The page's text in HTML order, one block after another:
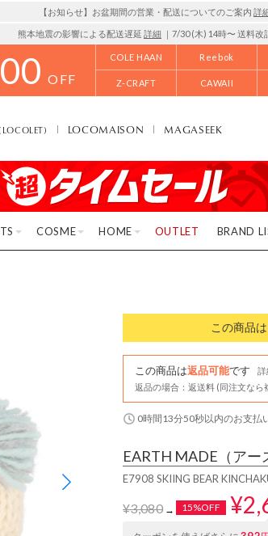
【お知らせ】お盆期間の営業・配送についてのご案内 詳
熊本地震の影響による配送遅延 詳細 ｜7/30 (木) 14時〜 送料改
OFF
COLE HAAN Reebok
Z-CRAFT CAWAII
LOCOMAISON MAGASEEK
COSME HOME OUTLET BRAND
この商品は
この商品は返品可能です
詳
返品の場合：返送料 (同注文なら
0時間13分50秒以内のお支払
EARTH MADE （アー
E7908 SKIING BEAR
¥3,080→ 15%OFF